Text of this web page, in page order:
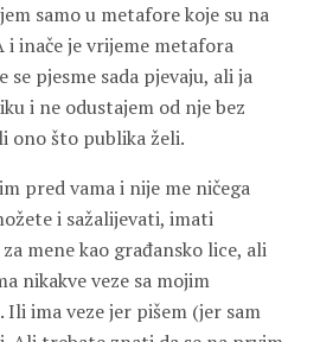
samo u metafore koje su na
i inače je vrijeme metafora
pjesme sada pjevaju, ali ja
i ne odustajem od nje bez
ono što publika želi.
pred vama i nije me ničega
i sažalijevati, imati
mene kao građansko lice, ali
nikakve veze sa mojim
ima veze jer pišem (jer sam